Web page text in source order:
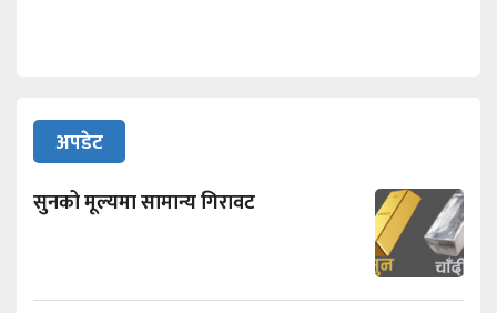
अपडेट
सुनको मूल्यमा सामान्य गिरावट